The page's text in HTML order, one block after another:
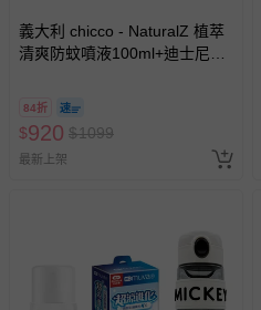
義大利 chicco - NaturalZ 植萃
清爽防蚊噴液100ml+迪士尼直
84折
$920 $1099
最新上架